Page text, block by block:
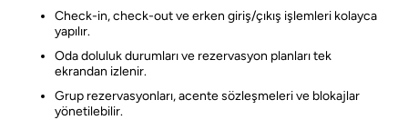
Check-in, check-out ve erken giriş/çıkış işlemleri kolayca
yapılır.
Oda doluluk durumları ve rezervasyon planları tek
ekrandan izlenir.
Grup rezervasyonları, acente sözleşmeleri ve blokajlar
yönetilebilir.